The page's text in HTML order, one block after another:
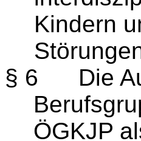
Kindern
§ 6
Die
ÖGKJP